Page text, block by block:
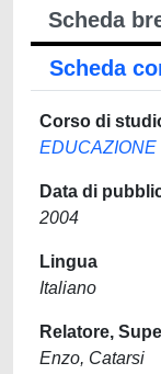
Scheda
Scheda
Corso di
EDUCAZIONE
Data di
2004
Lingua
Italiano
Relatore,
Enzo, Catarsi